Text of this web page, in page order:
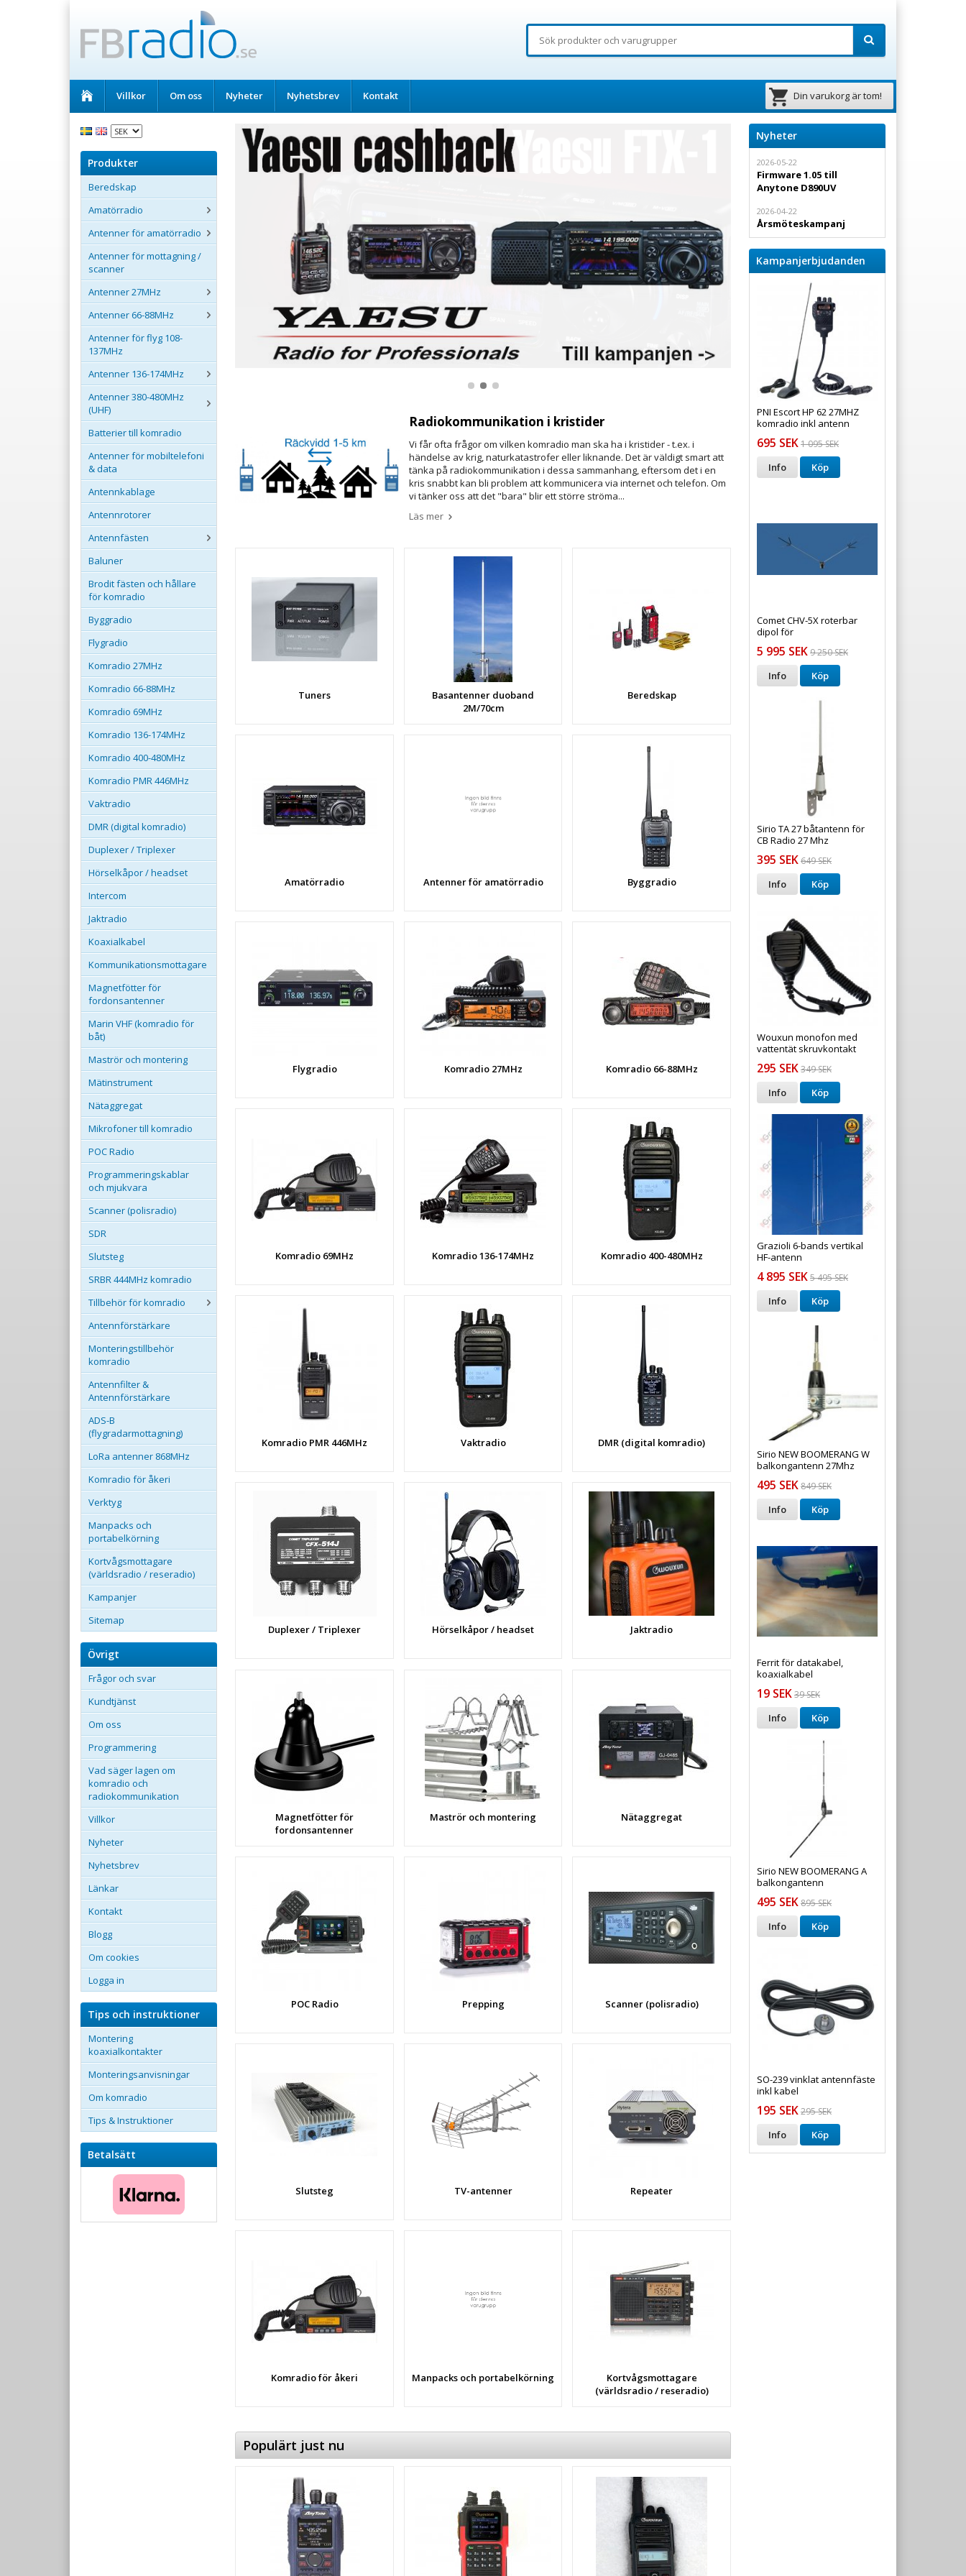
Villkor Om oss Nyheter Nyhetsbrev Kontakt Din varukorg är tom!
Produkter
Beredskap
Amatörradio
Antenner för amatörradio
Antenner för mottagning /
scanner
Antenner 27MHz
Antenner 66-88MHz
Antenner för flyg 108-
137MHz
Antenner 136-174MHz
Antenner 380-480MHz
(UHF)
Batterier till komradio
Antenner för mobiltelefoni
& data
Antennkablage
Antennrotorer
Antennfästen
Baluner
Brodit fästen och hållare
för komradio
Byggradio
Flygradio
Komradio 27MHz
Komradio 66-88MHz
Komradio 69MHz
Komradio 136-174MHz
Komradio 400-480MHz
Komradio PMR 446MHz
Vaktradio
DMR (digital komradio)
Duplexer / Triplexer
Hörselkåpor / headset
Intercom
Jaktradio
Koaxialkabel
Kommunikationsmottagare
Magnetfötter för
fordonsantenner
Marin VHF (komradio för
båt)
Maströr och montering
Mätinstrument
Nätaggregat
Mikrofoner till komradio
POC Radio
Programmeringskablar
och mjukvara
Scanner (polisradio)
SDR
Slutsteg
SRBR 444MHz komradio
Tillbehör för komradio
Antennförstärkare
Monteringstillbehör
komradio
Antennfilter &
Antennförstärkare
ADS-B
(flygradarmottagning)
LoRa antenner 868MHz
Komradio för åkeri
Verktyg
Manpacks och
portabelkörning
Kortvågsmottagare
(världsradio / reseradio)
Kampanjer
Sitemap
Övrigt
Frågor och svar
Kundtjänst
Om oss
Programmering
Vad säger lagen om
komradio och
radiokommunikation
Villkor
Nyheter
Nyhetsbrev
Länkar
Kontakt
Blogg
Om cookies
Logga in
Tips och instruktioner
Montering
koaxialkontakter
Monteringsanvisningar
Om komradio
Tips & Instruktioner
Betalsätt
Nyheter
2026-05-22
Firmware 1.05 till
Anytone D890UV
2026-04-22
Årsmöteskampanj
Kampanjerbjudanden
PNI Escort HP 62 27MHZ
komradio inkl antenn
695 SEK1 095 SEK
Info Köp
Comet CHV-5X roterbar
dipol för
5 995 SEK9 250 SEK
Info Köp
Sirio TA 27 båtantenn för
CB Radio 27 Mhz
395 SEK649 SEK
Info Köp
Wouxun monofon med
vattentät skruvkontakt
295 SEK349 SEK
Info Köp
Grazioli 6-bands vertikal
HF-antenn
4 895 SEK5 495 SEK
Info Köp
Sirio NEW BOOMERANG W
balkongantenn 27Mhz
495 SEK849 SEK
Info Köp
Ferrit för datakabel,
koaxialkabel
19 SEK39 SEK
Info Köp
Sirio NEW BOOMERANG A
balkongantenn
495 SEK895 SEK
Info Köp
SO-239 vinklat antennfäste
inkl kabel
195 SEK295 SEK
Info Köp
Radiokommunikation i kristider
Vi får ofta frågor om vilken komradio man ska ha i kristider - t.ex. i
händelse av krig, naturkatastrofer eller liknande. Det är väldigt smart att
tänka på radiokommunikation i dessa sammanhang, eftersom det i en
kris snabbt kan bli problem att kommunicera via internet och telefon. Om
vi tänker oss att det "bara" blir ett större ströma...
Läs mer
Tuners
Basantenner duoband
2M/70cm
Beredskap
Amatörradio Antenner för amatörradio Byggradio
Flygradio Komradio 27MHz Komradio 66-88MHz
Komradio 69MHz Komradio 136-174MHz Komradio 400-480MHz
Komradio PMR 446MHz Vaktradio DMR (digital komradio)
Duplexer / Triplexer Hörselkåpor / headset Jaktradio
Magnetfötter för
fordonsantenner
Maströr och montering Nätaggregat
POC Radio Prepping Scanner (polisradio)
Slutsteg TV-antenner Repeater
Komradio för åkeri Manpacks och portabelkörning
Kortvågsmottagare
(världsradio / reseradio)
Populärt just nu